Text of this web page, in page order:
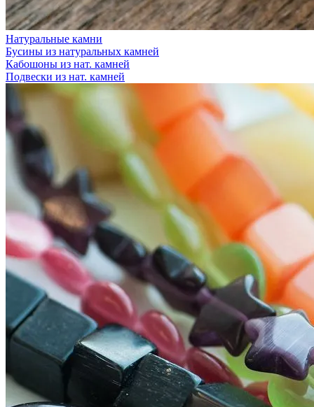
Натуральные камни
Бусины из натуральных камней
Кабошоны из нат. камней
Подвески из нат. камней